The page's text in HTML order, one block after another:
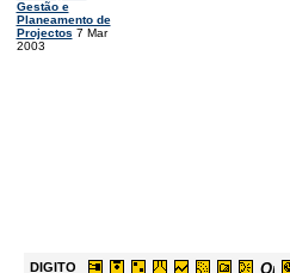
Gestão e
Planeamento de
Projectos 7 Mar
2003
DIGITO